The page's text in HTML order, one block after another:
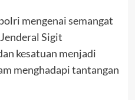
mengenai semangat
Sigit
kesatuan menjadi
menghadapi tantangan